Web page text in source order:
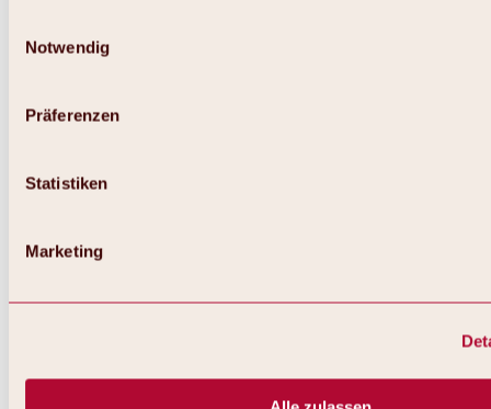
Notwendig
Präferenzen
Statistiken
Marketing
Alles zu Skifahren & Snowboarden | Skigebiete